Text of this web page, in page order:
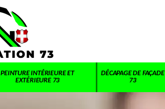
PEINTURE INTÉRIEURE ET
EXTÉRIEURE 73
DÉCAPAGE DE FAÇADE
73